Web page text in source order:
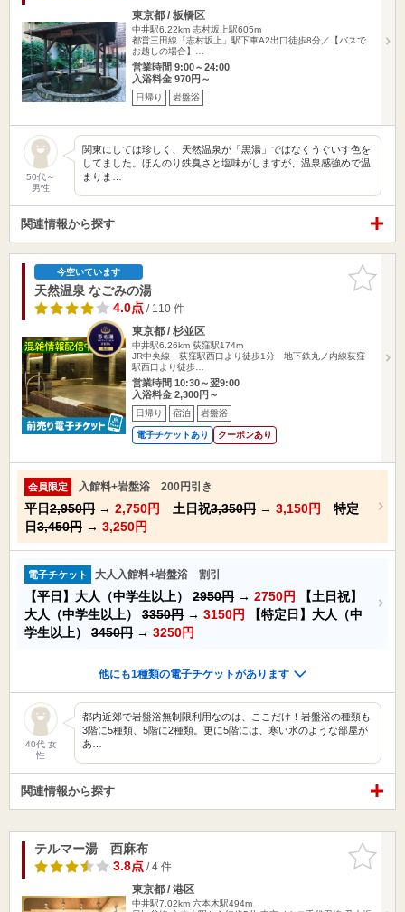
東京都 / 板橋区
中井駅6.22km 志村坂上駅605m
都営三田線「志村坂上」駅下車A2出口徒歩8分／【バスで
お越しの場合】…
営業時間 9:00～24:00
入浴料金 970円～
日帰り 岩盤浴
50代～
男性
関東にしては珍しく、天然温泉が「黒湯」ではなくうぐいす色を
してました。ほんのり鉄臭さと塩味がしますが、温泉感強めで温
まりま…
関連情報から探す
お気に入
りに追加
今空いています
天然温泉 なごみの湯
4.0点/ 110 件
東京都 / 杉並区
中井駅6.26km 荻窪駅174m
JR中央線 荻窪駅西口より徒歩1分 地下鉄丸ノ内線荻窪
駅西口より徒歩…
営業時間 10:30～翌9:00
入浴料金 2,300円～
日帰り 宿泊 岩盤浴
電子チケットあり クーポンあり
会員限定 入館料+岩盤浴 200円引き
平日2,950円 → 2,750円 土日祝3,350円 → 3,150円
特定
日3,450円 → 3,250円
電子チケット 大人入館料+岩盤浴 割引
【平日】大人（中学生以上） 2950円 → 2750円
【土日祝】
大人（中学生以上） 3350円 → 3150円
【特定日】大人（中
学生以上） 3450円 → 3250円
他にも1種類の電子チケットがあります
40代 女
性
都内近郊で岩盤浴無制限利用なのは、ここだけ！岩盤浴の種類も
3階に5種類、5階に2種類。更に5階には、寒い氷のような部屋が
あ…
関連情報から探す
お気に入
りに追加
テルマー湯 西麻布
3.8点/ 4 件
東京都 / 港区
中井駅7.02km 六本木駅494m